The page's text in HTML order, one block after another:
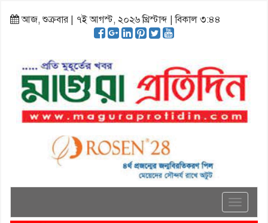
আজ, শুক্রবার | ৭ই আগস্ট, ২০২৬ খ্রিস্টাব্দ | বিকাল ৩:৪৪
Toggle